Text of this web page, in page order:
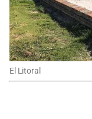
El Litoral